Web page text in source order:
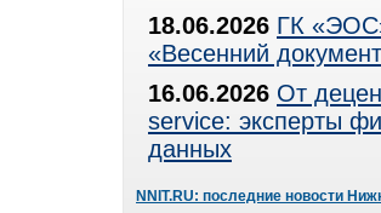
18.06.2026 ГК
«Весенний
16.06.2026 От
service: эксперты
данных
NNIT.RU: последние новости